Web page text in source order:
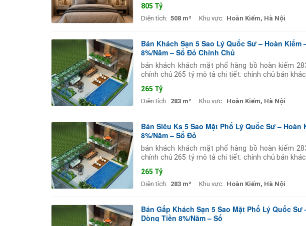
805 Tỷ
Diện tích: 508 m² Khu vực: Hoàn Kiếm, Hà Nội
Bán Khách Sạn 5 Sao Lý Quốc Sư – Hoàn Kiếm
8%/Năm – Sổ Đỏ Chính Chủ
bán khách khách mặt phố hàng bồ hoàn kiếm
chính chủ 265 tỷ mô tả chi tiết: chính chủ bán
265 Tỷ
Diện tích: 283 m² Khu vực: Hoàn Kiếm, Hà Nội
Bán Siêu Ks 5 Sao Mặt Phố Lý Quốc Sư – Hoàn
8%/Năm – Sổ Đỏ
bán khách khách mặt phố hàng bồ hoàn kiếm
chính chủ 265 tỷ mô tả chi tiết: chính chủ bán
265 Tỷ
Diện tích: 283 m² Khu vực: Hoàn Kiếm, Hà Nội
Bán Gấp Khách Sạn 5 Sao Mặt Phố Lý Quốc Sư
Dòng Tiền 8%/Năm – Sổ